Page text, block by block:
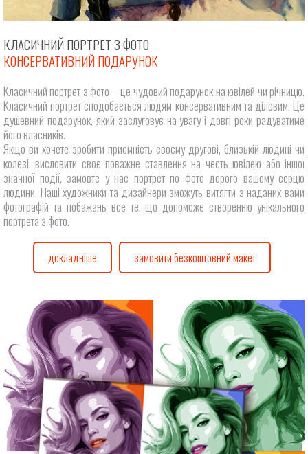
КЛАСИЧНИЙ ПОРТРЕТ З ФОТО
КОНСЕРВАТИВНИЙ ПОДАРУНОК
Класичний портрет з фото – це чудовий подарунок на ювілей чи річницю.
Класичний портрет сподобається людям консервативним та діловим. Це
душевний подарунок, який заслуговує на увагу і довгі роки радуватиме
його власників.
Якщо ви хочете зробити приємність своєму другові, близькій людині чи
колезі, висловити своє поважне ставлення на честь ювілею або іншої
значної події, замовте у нас портрет по фото дорого вашому серцю
людини. Наші художники та дизайнери зможуть витягти з наданих вами
фотографій та побажань все те, що допоможе створенню унікального
портрета з фото.
докладніше замовити безкоштовний макет